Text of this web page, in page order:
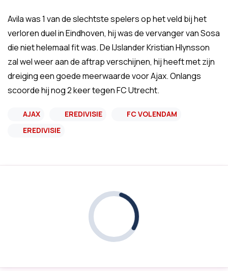
Avila was 1 van de slechtste spelers op het veld bij het
verloren duel in Eindhoven, hij was de vervanger van Sosa
die niet helemaal fit was. De IJslander Kristian Hlynsson
zal wel weer aan de aftrap verschijnen, hij heeft met zijn
dreiging een goede meerwaarde voor Ajax. Onlangs
scoorde hij nog 2 keer tegen FC Utrecht.
AJAX EREDIVISIE
FC VOLENDAM
EREDIVISIE